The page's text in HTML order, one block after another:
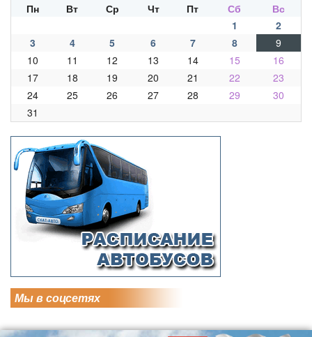
Пн
Вт Ср Чт Пт Сб
Вс
1
2
3
4 5 6 7 8
9
10
11 12 13 14 15
16
17
18 19 20 21 22
23
24
25 26 27 28 29
30
31
Мы в соцсетях